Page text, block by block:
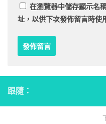
在瀏覽器中儲存顯示名
址，以供下次發佈留言時使
跟隨：